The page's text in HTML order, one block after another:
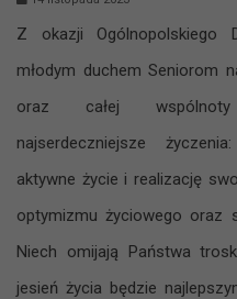
Z okazji Ogólnopolskiego
młodym duchem Seniorom
oraz całej wspólnoty
najserdeczniejsze
aktywne życie i realizację
optymizmu życiowego oraz
Niech omijają Państwa
jesień życia będzie